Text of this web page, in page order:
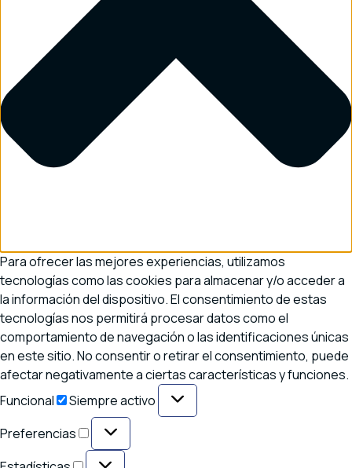
Para ofrecer las mejores experiencias, utilizamos
tecnologías como las cookies para almacenar y/o acceder a
la información del dispositivo. El consentimiento de estas
tecnologías nos permitirá procesar datos como el
comportamiento de navegación o las identificaciones únicas
en este sitio. No consentir o retirar el consentimiento, puede
afectar negativamente a ciertas características y funciones.
Funcional
Funcional
Siempre activo
Preferencias
Preferencias
Estadísticas